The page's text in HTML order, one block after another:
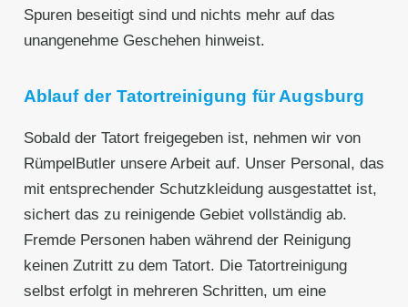
Spuren beseitigt sind und nichts mehr auf das
unangenehme Geschehen hinweist.
Ablauf der Tatortreinigung für Augsburg
Sobald der Tatort freigegeben ist, nehmen wir von
RümpelButler unsere Arbeit auf. Unser Personal, das
mit entsprechender Schutzkleidung ausgestattet ist,
sichert das zu reinigende Gebiet vollständig ab.
Fremde Personen haben während der Reinigung
keinen Zutritt zu dem Tatort. Die Tatortreinigung
selbst erfolgt in mehreren Schritten, um eine